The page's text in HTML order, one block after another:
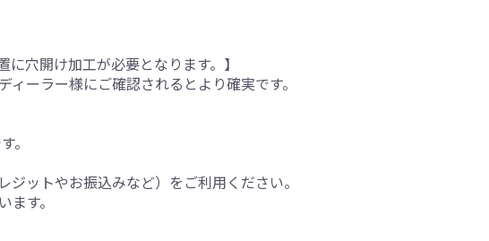
穴開け加工が必要となります。】
ーラー様にご確認されるとより確実です。
。
ットやお振込みなど）をご利用ください。
す。